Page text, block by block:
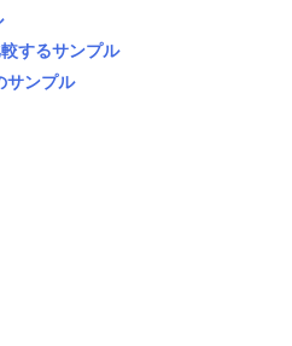
するサンプル
サンプル